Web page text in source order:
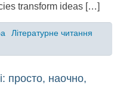
transform ideas […]
Літературне читання
просто, наочно,